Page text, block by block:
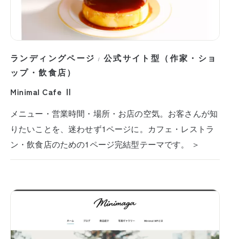
ランディングページ / 公式サイト型（作家・ショ
ップ・飲食店）
Minimal Cafe Ⅱ
メニュー・営業時間・場所・お店の空気。お客さんが知
りたいことを、迷わせず1ページに。カフェ・レストラ
ン・飲食店のための1ページ完結型テーマです。 ＞